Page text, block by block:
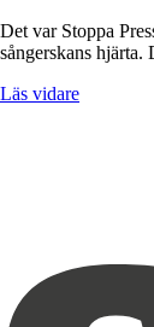
Det var Stoppa
sångerskans
Läs vidare